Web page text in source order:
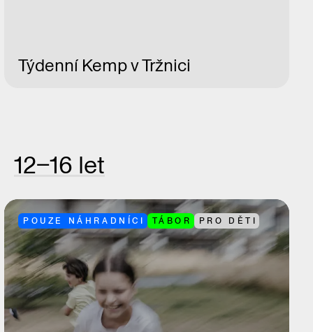
Týdenní Kemp v Tržnici
12–16 let
POUZE NÁHRADNÍCI TÁBOR PRO DĚTI